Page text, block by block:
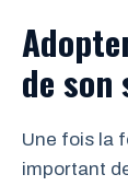
de son
Une fois la
important